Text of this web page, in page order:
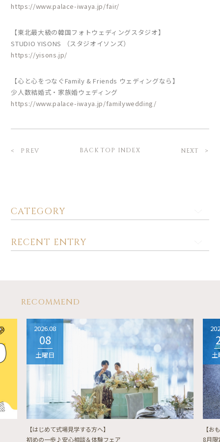
CATEGORY
RECENT ENTRY
https://www.palace-iwaya.jp/fair/
【東北最大級の韓国フォトウェディングスタジオ】
STUDIO YISONS （スタジオイソンズ）
https://yisons.jp/
【心と心をつなぐFamily & Friends ウェディングなら】
少人数結婚式・家族婚ウェディング
https://www.palace-iwaya.jp/familywedding/
PREV BACK TOP INDEX NEXT
RECOMMEND
2026.08
08
土曜日
【はじめて式場見学する方へ】
初めの一歩♪安心相談＆体験フェア
土
【お
8月限